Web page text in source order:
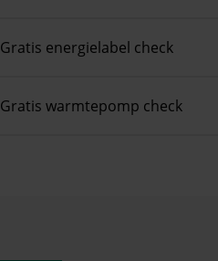
Gratis energielabel check
Gratis warmtepomp check